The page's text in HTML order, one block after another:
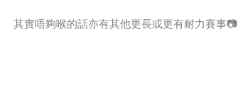
其實唔夠喉的話亦有其他更長或更有耐力賽事📷